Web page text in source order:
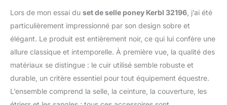
facilite les débuts et offre
une solution complète à
moindre coût. Matériau :
La selle du kit offre un
confort d’assise agréable
et un bon ajustement. La
selle est faite de cuir
synthétique résistant
Lors de mon essai du set de selle poney Kerbl 32196 , j’ai été
particulièrement impressionné par son design sobre et
élégant. Le produit est entièrement noir, ce qui lui confère une
allure classique et intemporelle. À première vue, la qualité des
matériaux se distingue : le cuir utilisé semble robuste et
durable, un critère essentiel pour tout équipement équestre.
L’ensemble comprend la selle, la ceinture, la couverture, les